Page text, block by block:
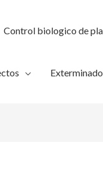
Control biologico de